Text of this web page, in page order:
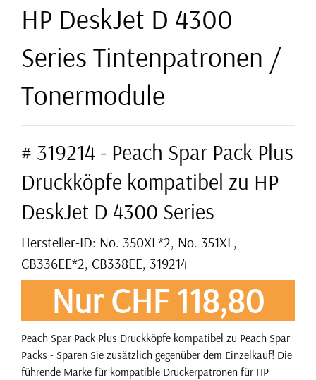
HP DeskJet D 4300
Series Tintenpatronen /
Tonermodule
# 319214 - Peach Spar Pack Plus
Druckköpfe kompatibel zu HP
DeskJet D 4300 Series
Hersteller-ID: No. 350XL*2, No. 351XL,
CB336EE*2, CB338EE, 319214
Nur CHF 118,80
Peach Spar Pack Plus Druckköpfe kompatibel zu Peach Spar
Packs - Sparen Sie zusätzlich gegenüber dem Einzelkauf! Die
führende Marke für kompatible Druckerpatronen für HP